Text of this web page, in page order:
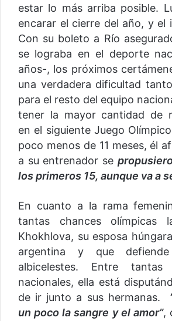
estar lo más arriba posible.
encarar el cierre del año, y el
Con su boleto a Río
se lograba en el deporte
años-, los próximos
una verdadera dificultad
para el resto del equipo
tener la mayor cantidad de
en el siguiente Juego
poco menos de 11 meses, él
a su entrenador se
los primeros 15, aunque va a
En cuanto a la rama
tantas chances olímpicas
Khokhlova, su esposa
argentina y que
albicelestes. Entre tantas
nacionales, ella está
de ir junto a sus hermanas.
un poco la sangre y el amor”,